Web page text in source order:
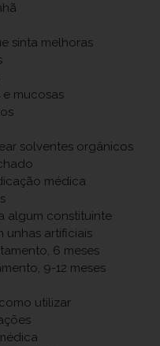
sinta melhoras
mucosas
solventes orgânicos
médica
algum constituinte
unhas artificiais
6 meses
9-12 meses
utilizar